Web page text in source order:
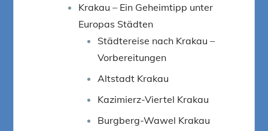
Krakau – Ein Geheimtipp unter
Europas Städten
Städtereise nach Krakau –
Vorbereitungen
Altstadt Krakau
Kazimierz-Viertel Krakau
Burgberg-Wawel Krakau